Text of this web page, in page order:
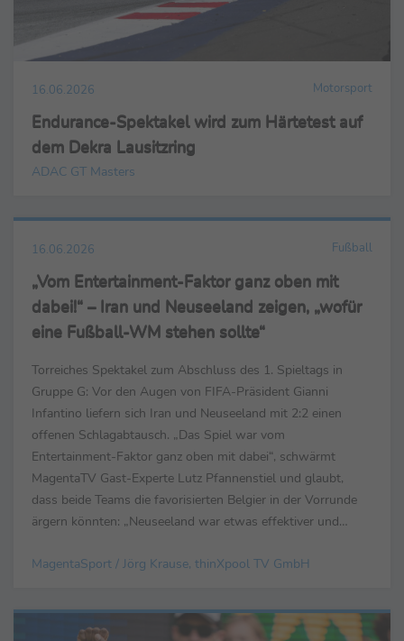
16.06.2026 Motorsport
Endurance-Spektakel wird zum Härtetest auf
dem Dekra Lausitzring
ADAC GT Masters
16.06.2026 Fußball
„Vom Entertainment-Faktor ganz oben mit
dabei!“ – Iran und Neuseeland zeigen, „wofür
eine Fußball-WM stehen sollte“
Torreiches Spektakel zum Abschluss des 1. Spieltags in
Gruppe G: Vor den Augen von FIFA-Präsident Gianni
Infantino liefern sich Iran und Neuseeland mit 2:2 einen
offenen Schlagabtausch. „Das Spiel war vom
Entertainment-Faktor ganz oben mit dabei“, schwärmt
MagentaTV Gast-Experte Lutz Pfannenstiel und glaubt,
dass beide Teams die favorisierten Belgier in der Vorrunde
ärgern könnten: „Neuseeland war etwas effektiver und
Mentalit...
MagentaSport / Jörg Krause, thinXpool TV GmbH